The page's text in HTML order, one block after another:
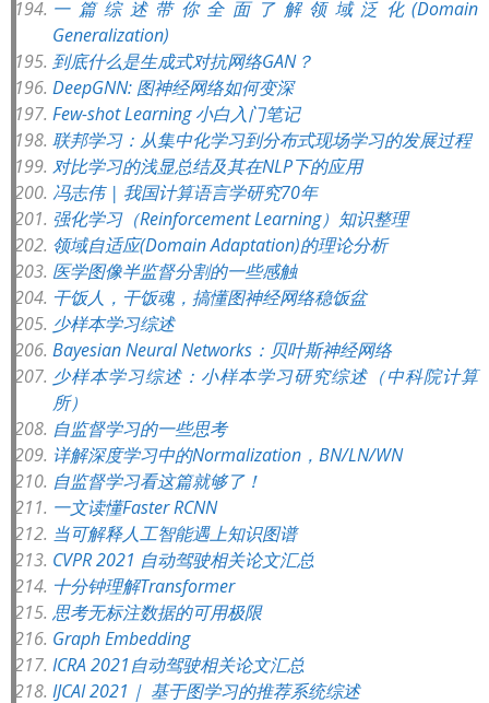
一篇综述带你全面了解领域泛化(Domain
Generalization)
到底什么是生成式对抗网络GAN？
DeepGNN: 图神经网络如何变深
Few-shot Learning 小白入门笔记
联邦学习：从集中化学习到分布式现场学习的发展过程
对比学习的浅显总结及其在NLP下的应用
冯志伟 | 我国计算语言学研究70年
强化学习（Reinforcement Learning）知识整理
领域自适应(Domain Adaptation)的理论分析
医学图像半监督分割的一些感触
干饭人，干饭魂，搞懂图神经网络稳饭盆
少样本学习综述
Bayesian Neural Networks：贝叶斯神经网络
少样本学习综述：小样本学习研究综述（中科院计算
所）
自监督学习的一些思考
详解深度学习中的Normalization，BN/LN/WN
自监督学习看这篇就够了！
一文读懂Faster RCNN
当可解释人工智能遇上知识图谱
CVPR 2021 自动驾驶相关论文汇总
十分钟理解Transformer
思考无标注数据的可用极限
Graph Embedding
ICRA 2021自动驾驶相关论文汇总
IJCAI 2021｜ 基于图学习的推荐系统综述